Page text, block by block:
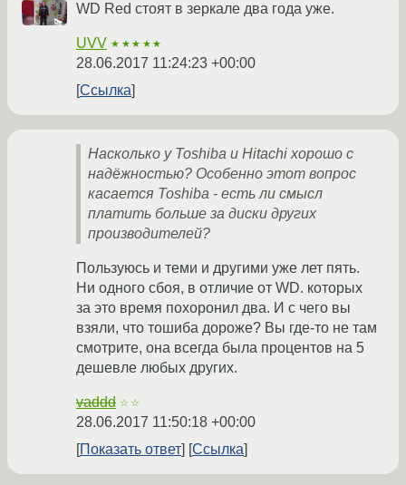
WD Red стоят в зеркале два года уже.
UVV ★★★★★
28.06.2017 11:24:23 +00:00
Ссылка
Насколько у Toshiba и Hitachi хорошо с
надёжностью? Особенно этот вопрос
касается Toshiba - есть ли смысл
платить больше за диски других
производителей?
Пользуюсь и теми и другими уже лет пять.
Ни одного сбоя, в отличие от WD. которых
за это время похоронил два. И с чего вы
взяли, что тошиба дороже? Вы где-то не там
смотрите, она всегда была процентов на 5
дешевле любых других.
vaddd ☆☆
28.06.2017 11:50:18 +00:00
Показать ответ
Ссылка